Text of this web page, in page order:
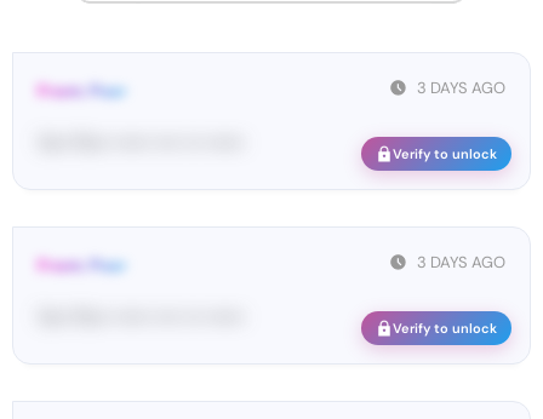
3 DAYS AGO
From: Pos•
Verify to unlock
3 DAYS AGO
From: Pos•
Verify to unlock